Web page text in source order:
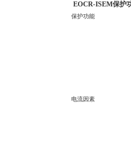
EOCR-ISEM保护
保护功能
电流因素